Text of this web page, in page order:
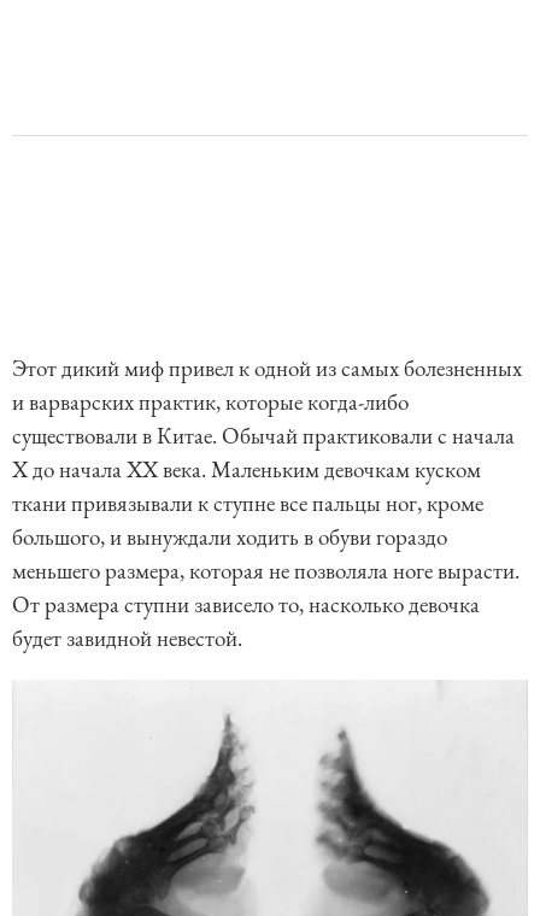
Этот дикий миф привел к одной из самых болезненных
и варварских практик, которые когда-либо
существовали в Китае. Обычай практиковали с начала
X до начала XX века. Маленьким девочкам куском
ткани привязывали к ступне все пальцы ног, кроме
большого, и вынуждали ходить в обуви гораздо
меньшего размера, которая не позволяла ноге вырасти.
От размера ступни зависело то, насколько девочка
будет завидной невестой.